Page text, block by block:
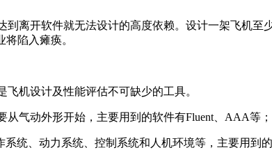
离开软件就无法设计的高度依赖。设计一架飞机
陷入瘫痪。
机设计及性能评估不可缺少的工具。
气动外形开始，主要用到的软件有Fluent、AAA等
系统、动力系统、控制系统和人机环境等，主要用